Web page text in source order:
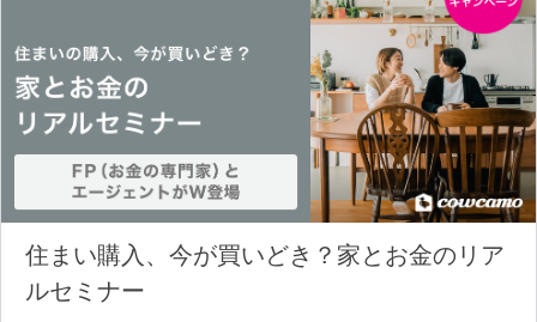
住まい購入、今が買いどき？家とお金のリア
ルセミナー